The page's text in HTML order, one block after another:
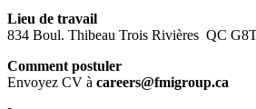
Lieu de travail
834 Boul. Thibeau Trois Rivières QC
Comment postuler
Envoyez CV à careers@fmigroup.ca